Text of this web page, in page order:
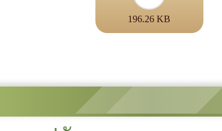
196.26 KB